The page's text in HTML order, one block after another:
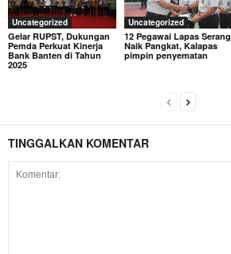
Uncategorized
Gelar RUPST, Dukungan
Pemda Perkuat Kinerja
Bank Banten di Tahun
2025
Uncategorized
12 Pegawai Lapas Serang
Naik Pangkat, Kalapas
pimpin penyematan
TINGGALKAN KOMENTAR